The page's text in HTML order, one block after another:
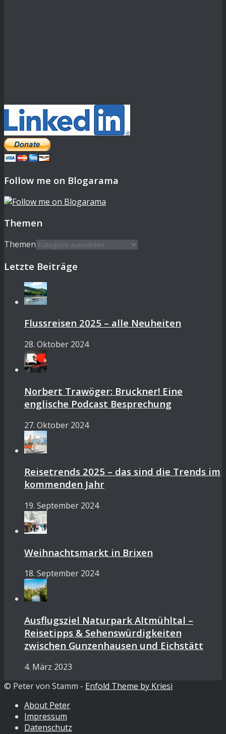
Follow me on Blogarama
Themen
Themen
Letzte Beiträge
Flussreisen 2025 – alle Neuheiten
28. Oktober 2024
Norbert Trawöger: Bruckner! Eine
englische Podcast Besprechung
27. Oktober 2024
Reisetrends 2025 – das sind die Trends im
kommenden Jahr
19. September 2024
Weihnachtsmarkt in Brixen
18. September 2024
Ausflugsziel Naturpark Altmühltal –
Reisetipps & Sehenswürdigkeiten
zwischen Gunzenhausen und Eichstätt
4. März 2023
© Peter von Stamm - Enfold Theme by Kriesi
About Peter
Impressum
Datenschutz